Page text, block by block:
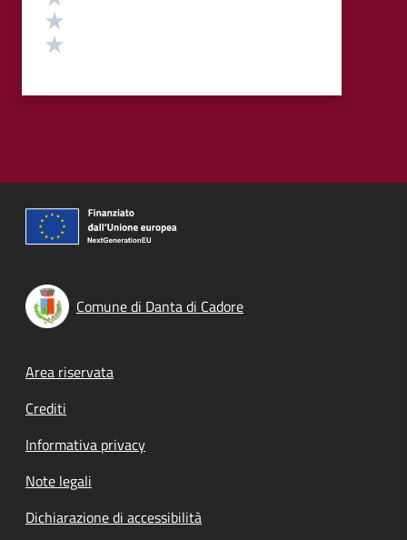
Comune di Danta di Cadore
Footer menu
Area riservata
Crediti
Informativa privacy
Note legali
Dichiarazione di accessibilità